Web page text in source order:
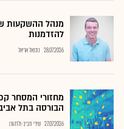
מנהל ההשקעות
להזדמנות
28.07.2026 נתנאל אריאל
מחזורי המסחר
הבורסה בתל
27.07.2026 שירי חביב-ולדהורן